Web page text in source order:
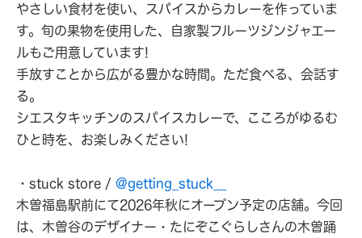
やさしい食材を使い、スパイスからカレーを作っていま
す。旬の果物を使用した、自家製フルーツジンジャエー
ルもご用意しています!
手放すことから広がる豊かな時間。ただ食べる、会話す
る。
シエスタキッチンのスパイスカレーで、こころがゆるむ
ひと時を、お楽しみください!
・stuck store / @getting_stuck__
木曽福島駅前にて2026年秋にオープン予定の店舗。今回
は、木曽谷のデザイナー・たにぞこぐらしさんの木曽踊